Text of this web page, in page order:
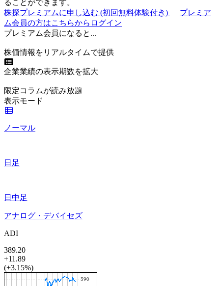
ることができます。
株探プレミアムに申し込む (初回無料体験付き)
プレミア
ム会員の方はこちらからログイン
プレミアム会員になると...
株価情報をリアルタイムで提供
企業業績の表示期数を拡大
限定コラムが読み放題
表示モード
ノーマル
日足
日中足
アナログ・デバイセズ
ADI
389.20
+11.89
(+3.15%)